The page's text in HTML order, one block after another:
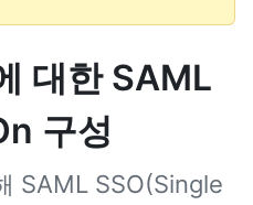
대한 SAML
구성
SAML SSO(Single